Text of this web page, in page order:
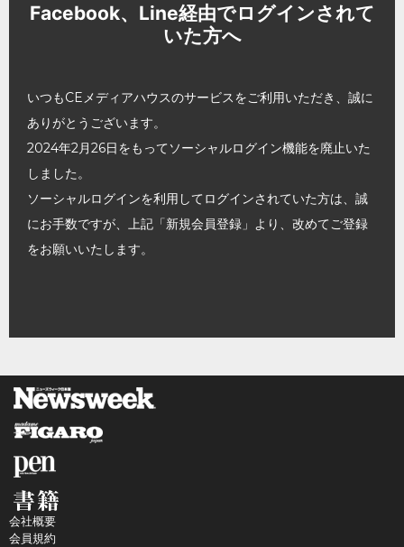
Facebook、Line経由でログインされて
いた方へ
いつもCEメディアハウスのサービスをご利用いただき、誠に
ありがとうございます。
2024年2月26日をもってソーシャルログイン機能を廃止いた
しました。
ソーシャルログインを利用してログインされていた方は、誠
にお手数ですが、上記「新規会員登録」より、改めてご登録
をお願いいたします。
会社概要
会員規約